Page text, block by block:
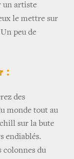
un artiste
le mettre sur
peu de
:
des
monde tout au
sur la bute
endiablés.
colonnes du